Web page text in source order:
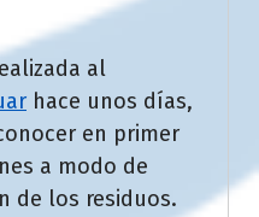
al
hace unos días,
en primer
a modo de
de los residuos.